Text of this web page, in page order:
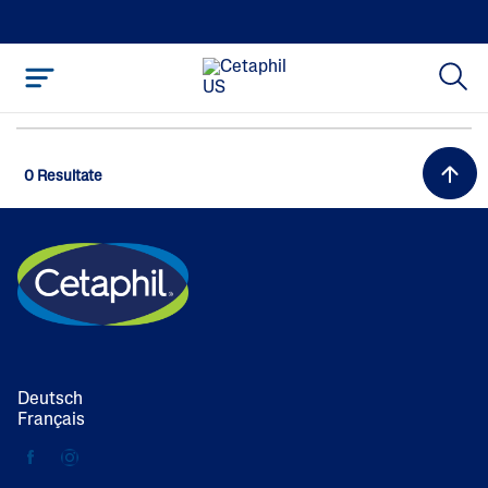
0 Resultate
Deutsch
Français